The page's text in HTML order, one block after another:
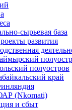
сырьевая база
развития
полуостров
край
(Nkomati)
и сбыт